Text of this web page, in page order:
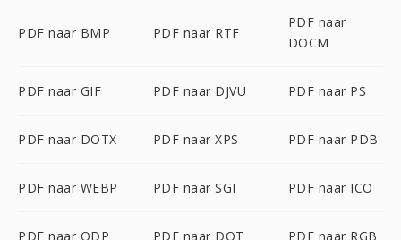
PDF naar BMP PDF naar RTF
PDF naar
DOCM
PDF naar GIF PDF naar DJVU PDF naar PS
PDF naar DOTX PDF naar XPS PDF naar PDB
PDF naar WEBP PDF naar SGI PDF naar ICO
PDF naar ODP PDF naar DOT PDF naar RGB